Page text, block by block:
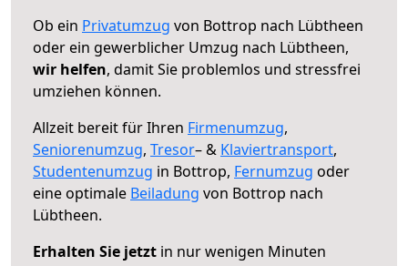
Ob ein Privatumzug von Bottrop nach Lübtheen
oder ein gewerblicher Umzug nach Lübtheen,
wir helfen, damit Sie problemlos und stressfrei
umziehen können.
Allzeit bereit für Ihren Firmenumzug,
Seniorenumzug, Tresor– & Klaviertransport,
Studentenumzug in Bottrop, Fernumzug oder
eine optimale Beiladung von Bottrop nach
Lübtheen.
Erhalten Sie jetzt in nur wenigen Minuten